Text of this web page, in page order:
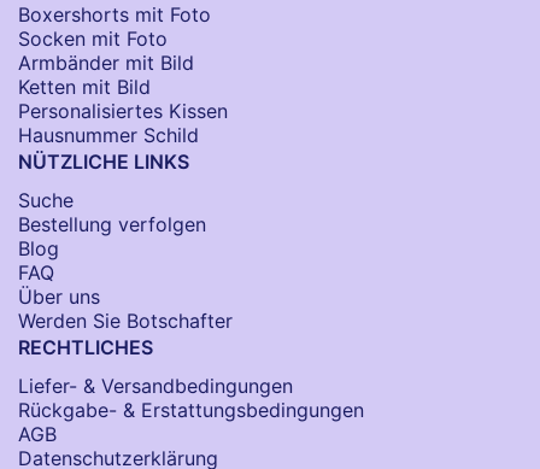
Boxershorts mit Foto
Socken​ mit Foto
Armbänder mit Bild​
Ketten mit Bild
Personalisiertes Kissen
Hausnummer Schild
NÜTZLICHE LINKS
Suche
Bestellung verfolgen
Blog
FAQ
Über uns
Werden Sie Botschafter
RECHTLICHES
Liefer- & Versandbedingungen
Rückgabe- & Erstattungsbedingungen
AGB
Datenschutzerklärung